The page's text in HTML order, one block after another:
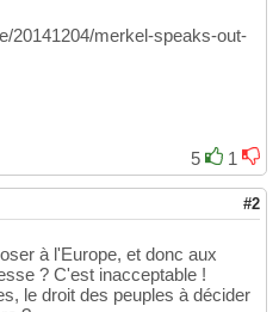
20141204/merkel-speaks-out-
5
1
#2
à l'Europe, et donc aux
? C'est inacceptable !
le droit des peuples à décider